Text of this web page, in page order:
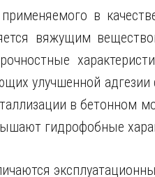
в
вяжущим
улучшенной
в бетонном
гидрофобные